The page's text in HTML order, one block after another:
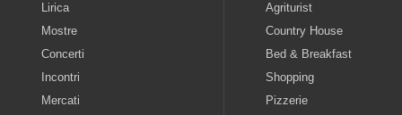
Lirica
Mostre
Concerti
Incontri
Mercati
Agriturist
Country House
Bed & Breakfast
Shopping
Pizzerie